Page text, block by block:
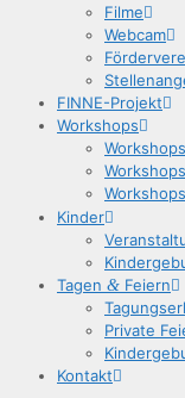
Fil­me
Web­cam
FIN­­NE-Pro­­jekt
Work­shops
Kin­der
Tagen & Feiern
Pri­va­te
Kon­takt